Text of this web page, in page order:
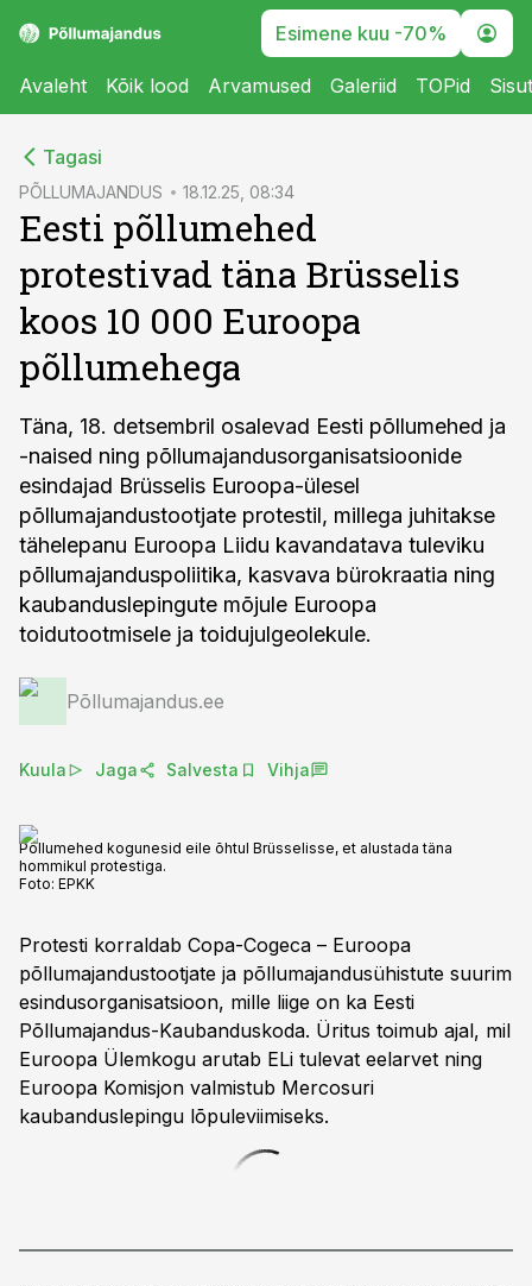
Esimene kuu -70%
Avaleht Kõik lood Arvamused Galeriid TOPid
Tagasi
PÕLLUMAJANDUS 18.12.25, 08:34
Eesti põllumehed
protestivad täna Brüsselis
koos 10 000 Euroopa
põllumehega
Täna, 18. detsembril osalevad Eesti põllumehed ja
-naised ning põllumajandusorganisatsioonide
esindajad Brüsselis Euroopa-ülesel
põllumajandustootjate protestil, millega juhitakse
tähelepanu Euroopa Liidu kavandatava tuleviku
põllumajanduspoliitika, kasvava bürokraatia ning
kaubanduslepingute mõjule Euroopa
toidutootmisele ja toidujulgeolekule.
Põllumajandus.ee
Kuula Jaga Salvesta Vihja
Põllumehed kogunesid eile õhtul Brüsselisse, et alustada täna
hommikul protestiga.
Foto: EPKK
Protesti korraldab Copa-Cogeca – Euroopa
põllumajandustootjate ja põllumajandusühistute suurim
esindusorganisatsioon, mille liige on ka Eesti
Põllumajandus-Kaubanduskoda. Üritus toimub ajal, mil
Euroopa Ülemkogu arutab ELi tulevat eelarvet ning
Euroopa Komisjon valmistub Mercosuri
kaubanduslepingu lõpuleviimiseks.